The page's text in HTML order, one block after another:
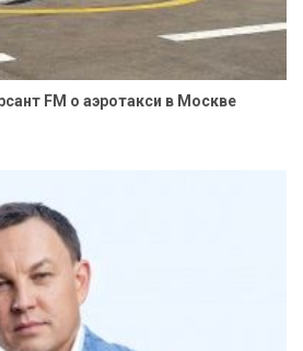
FM о аэротакси в Москве